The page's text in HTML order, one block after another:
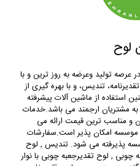
لوح
عرصه تولید وعرضه به روز ترین و با
تندیس، و با بهره گیری از
استفاده از ماشین آلات پیشرفته
به مشتریان ارجمند می باشد.خدمات
و مناسب ترین قیمت ارائه می
موسسه امکان پذیر است.سفارشات
پذیرفته می شود. تندیس , لوح
چوبی , لوح تقدیرجعبه چوبی با نوار